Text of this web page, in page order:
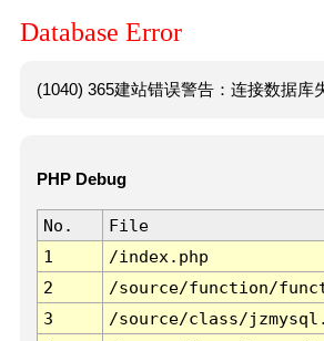
Database Error
(1040) 365建站错误警告：连接数据库
PHP Debug
No. File
1
/index.php
2
/source/function/
3
/source/class/